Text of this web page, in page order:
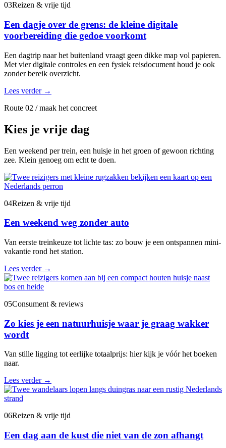
03Reizen & vrije tijd
Een dagje over de grens: de kleine digitale
voorbereiding die gedoe voorkomt
Een dagtrip naar het buitenland vraagt geen dikke map vol papieren.
Met vier digitale controles en een fysiek reisdocument houd je ook
zonder bereik overzicht.
Lees verder →
Route 02 / maak het concreet
Kies je vrije dag
Een weekend per trein, een huisje in het groen of gewoon richting
zee. Klein genoeg om echt te doen.
04Reizen & vrije tijd
Een weekend weg zonder auto
Van eerste treinkeuze tot lichte tas: zo bouw je een ontspannen mini-
vakantie rond het station.
Lees verder →
05Consument & reviews
Zo kies je een natuurhuisje waar je graag wakker
wordt
Van stille ligging tot eerlijke totaalprijs: hier kijk je vóór het boeken
naar.
Lees verder →
06Reizen & vrije tijd
Een dag aan de kust die niet van de zon afhangt